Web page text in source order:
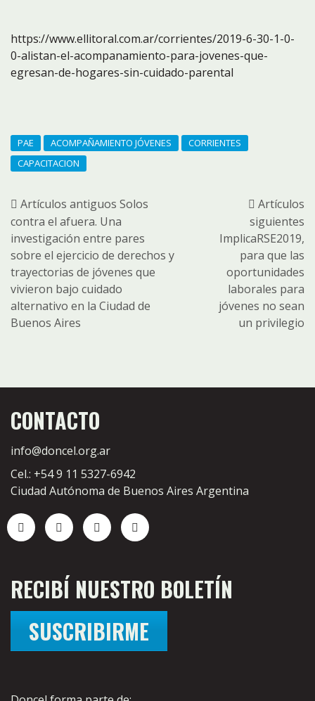
https://www.ellitoral.com.ar/corrientes/2019-6-30-1-0-
0-alistan-el-acompanamiento-para-jovenes-que-
egresan-de-hogares-sin-cuidado-parental
PAE ACOMPAÑAMIENTO JÓVENES
CORRIENTES
CAPACITACION
Artículos antiguos Solos
contra el afuera. Una
investigación entre pares
sobre el ejercicio de derechos y
trayectorias de jóvenes que
vivieron bajo cuidado
alternativo en la Ciudad de
Buenos Aires
Artículos
siguientes
ImplicaRSE2019,
para que las
oportunidades
laborales para
jóvenes no sean
un privilegio
CONTACTO
info@doncel.org.ar
Cel.: +54 9 11 5327-6942
Ciudad Autónoma de Buenos Aires Argentina
RECIBÍ NUESTRO BOLETÍN
SUSCRIBIRME